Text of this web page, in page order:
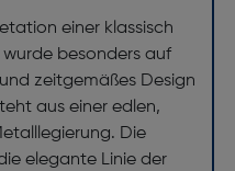
einer klassisch
besonders auf
zeitgemäßes Design
aus einer edlen,
Die
elegante Linie der